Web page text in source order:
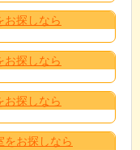
お探しなら
お探しなら
お探しなら
をお探しなら